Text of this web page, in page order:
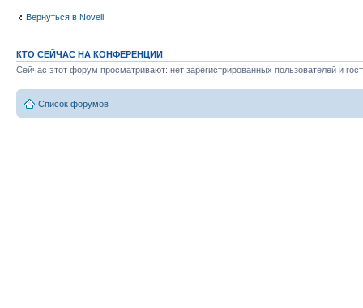
Вернуться в Novell
КТО СЕЙЧАС НА КОНФЕРЕНЦИИ
Сейчас этот форум просматривают: нет зарегистрированных пользователей и
Список форумов